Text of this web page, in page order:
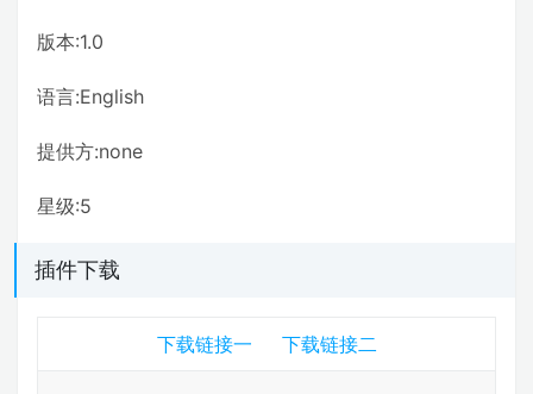
版本:1.0
语言:English
提供方:none
星级:5
插件下载
下载链接一 下载链接二